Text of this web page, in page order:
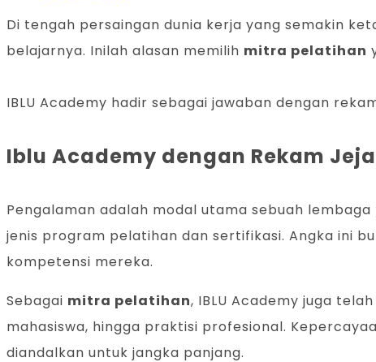
Di tengah persaingan dunia kerja yang semakin
belajarnya. Inilah alasan memilih mitra pelatihan
IBLU Academy hadir sebagai jawaban dengan
Iblu Academy dengan Rekam
Pengalaman adalah modal utama sebuah
jenis program pelatihan dan sertifikasi. Angka ini
kompetensi mereka.
Sebagai mitra pelatihan, IBLU Academy juga
mahasiswa, hingga praktisi profesional.
diandalkan untuk jangka panjang.